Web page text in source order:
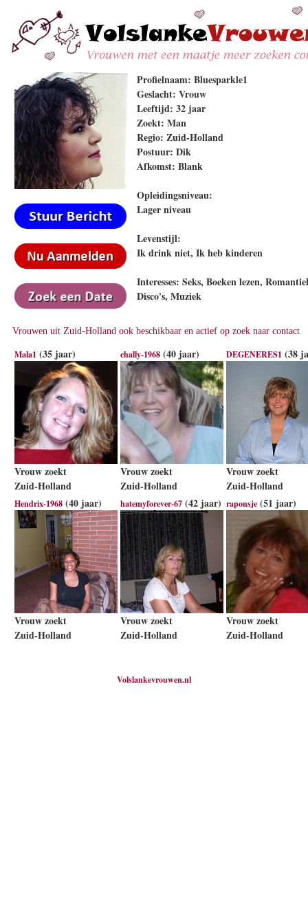
Profielnaam: Bluesparkle1
Geslacht: Vrouw
Leeftijd: 32 jaar
Zoekt: Man
Regio: Zuid-Holland
Postuur: Dik
Afkomst: Blank
Opleidingsniveau:
Lager niveau
Levenstijl:
Ik drink niet, Ik heb kinderen
Interesses: Seks, Boeken lezen,
Disco's, Muziek
Vrouwen uit Zuid-Holland ook beschikbaar en actief op zoek naar contact
Mala1 (35 jaar)
Vrouw zoekt
Zuid-Holland
chally-1968 (40 jaar)
Vrouw zoekt
Zuid-Holland
DEGENERES1 (38
Vrouw zoekt
Zuid-Holland
Hendrix-1968 (40 jaar)
Vrouw zoekt
Zuid-Holland
hatemyforever-67 (42 jaar)
Vrouw zoekt
Zuid-Holland
raponsje (51 jaar)
Vrouw zoekt
Zuid-Holland
Volslankevrouwen.nl